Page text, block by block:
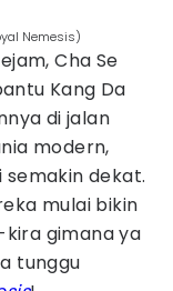
Nemesis)
Cha Se
Kang Da
di jalan
modern,
dekat.
mulai bikin
gimana ya
tunggu